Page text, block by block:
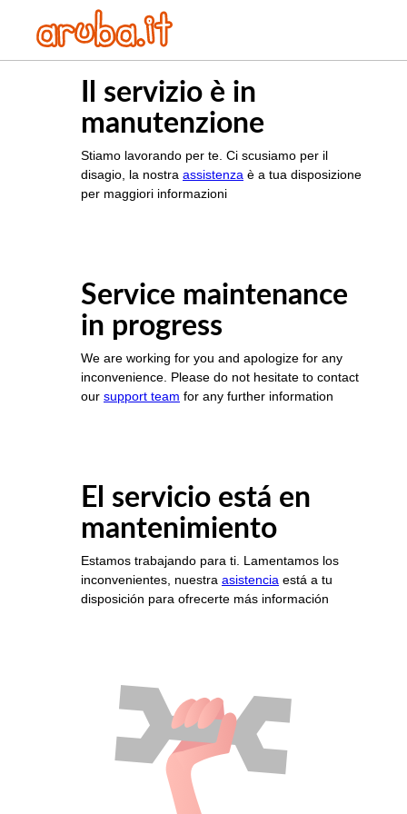
Il servizio è in
manutenzione
Stiamo lavorando per te. Ci scusiamo per il
disagio, la nostra assistenza è a tua disposizione
per maggiori informazioni
Service maintenance
in progress
We are working for you and apologize for any
inconvenience. Please do not hesitate to contact
our support team for any further information
El servicio está en
mantenimiento
Estamos trabajando para ti. Lamentamos los
inconvenientes, nuestra asistencia está a tu
disposición para ofrecerte más información